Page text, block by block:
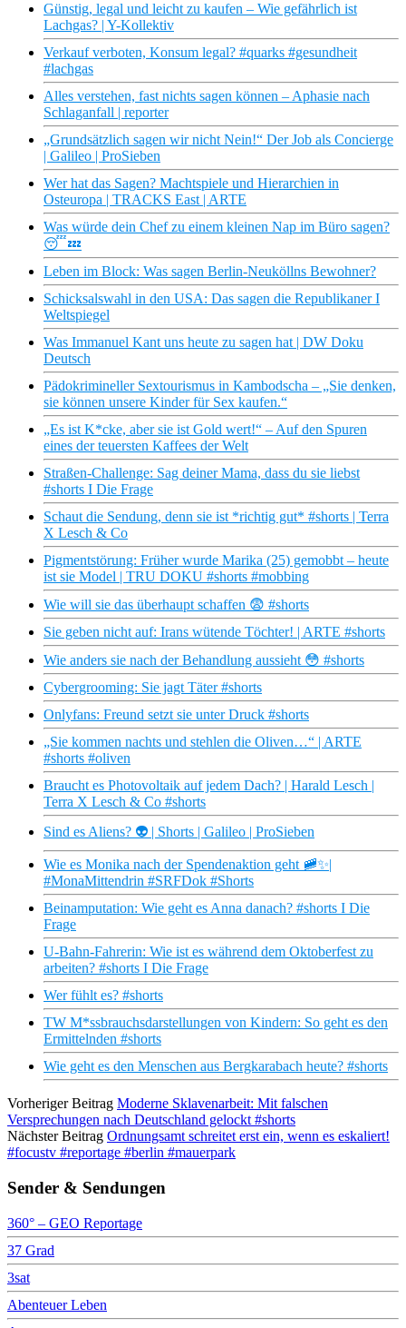
Günstig, legal und leicht zu kaufen – Wie gefährlich ist
Lachgas? | Y-Kollektiv
Verkauf verboten, Konsum legal? #quarks #gesundheit
#lachgas
Alles verstehen, fast nichts sagen können – Aphasie nach
Schlaganfall | reporter
„Grundsätzlich sagen wir nicht Nein!“ Der Job als Concierge
| Galileo | ProSieben
Wer hat das Sagen? Machtspiele und Hierarchien in
Osteuropa | TRACKS East | ARTE
Was würde dein Chef zu einem kleinen Nap im Büro sagen?
😴💤
Leben im Block: Was sagen Berlin-Neuköllns Bewohner?
Schicksalswahl in den USA: Das sagen die Republikaner I
Weltspiegel
Was Immanuel Kant uns heute zu sagen hat | DW Doku
Deutsch
Pädokrimineller Sextourismus in Kambodscha – „Sie denken,
sie können unsere Kinder für Sex kaufen.“
„Es ist K*cke, aber sie ist Gold wert!“ – Auf den Spuren
eines der teuersten Kaffees der Welt
Straßen-Challenge: Sag deiner Mama, dass du sie liebst
#shorts I Die Frage
Schaut die Sendung, denn sie ist *richtig gut* #shorts | Terra
X Lesch & Co
Pigmentstörung: Früher wurde Marika (25) gemobbt – heute
ist sie Model | TRU DOKU #shorts #mobbing
Wie will sie das überhaupt schaffen 😨 #shorts
Sie geben nicht auf: Irans wütende Töchter! | ARTE #shorts
Wie anders sie nach der Behandlung aussieht 😳 #shorts
Cybergrooming: Sie jagt Täter #shorts
Onlyfans: Freund setzt sie unter Druck #shorts
„Sie kommen nachts und stehlen die Oliven…“ | ARTE
#shorts #oliven
Braucht es Photovoltaik auf jedem Dach? | Harald Lesch |
Terra X Lesch & Co #shorts
Sind es Aliens? 👽 | Shorts | Galileo | ProSieben
Wie es Monika nach der Spendenaktion geht 🚞✨|
#MonaMittendrin #SRFDok #Shorts
Beinamputation: Wie geht es Anna danach? #shorts I Die
Frage
U-Bahn-Fahrerin: Wie ist es während dem Oktoberfest zu
arbeiten? #shorts I Die Frage
Wer fühlt es? #shorts
TW M*ssbrauchsdarstellungen von Kindern: So geht es den
Ermittelnden #shorts
Wie geht es den Menschen aus Bergkarabach heute? #shorts
Vorheriger Beitrag Moderne Sklavenarbeit: Mit falschen
Versprechungen nach Deutschland gelockt #shorts
Nächster Beitrag Ordnungsamt schreitet erst ein, wenn es eskaliert!
#focustv #reportage #berlin #mauerpark
Sender & Sendungen
360° – GEO Reportage
37 Grad
3sat
Abenteuer Leben